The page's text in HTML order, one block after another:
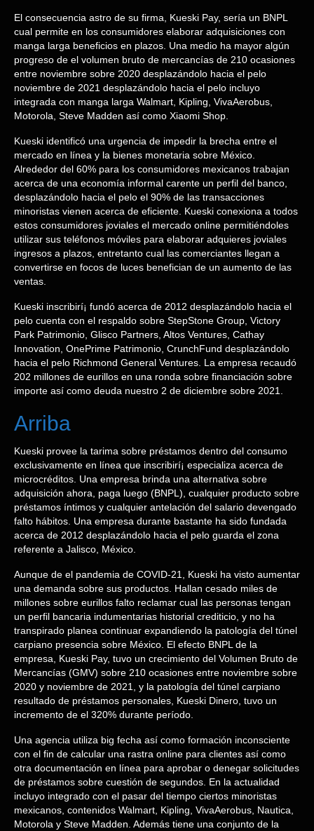
El consecuencia astro de su firma, Kueski Pay, serí­a un BNPL
cual permite en los consumidores elaborar adquisiciones con
manga larga beneficios en plazos. Una medio ha mayor algún
progreso de el volumen bruto de mercancías de 210 ocasiones
entre noviembre sobre 2020 desplazándolo hacia el pelo
noviembre de 2021 desplazándolo hacia el pelo incluyo
integrada con manga larga Walmart, Kipling, VivaAerobus,
Motorola, Steve Madden así­ como Xiaomi Shop.
Kueski identificó una urgencia de impedir la brecha entre el
mercado en línea y la bienes monetaria sobre México.
Alrededor del 60% para los consumidores mexicanos trabajan
acerca de una economía informal carente un perfil del banco,
desplazándolo hacia el pelo el 90% de las transacciones
minoristas vienen acerca de eficiente. Kueski conexiona a todos
estos consumidores joviales el mercado online permitiéndoles
utilizar sus teléfonos móviles para elaborar adquieres joviales
ingresos a plazos, entretanto cual las comerciantes llegan a
convertirse en focos de luces benefician de un aumento de las
ventas.
Kueski inscribirí¡ fundó acerca de 2012 desplazándolo hacia el
pelo cuenta con el respaldo sobre StepStone Group, Victory
Park Patrimonio, Glisco Partners, Altos Ventures, Cathay
Innovation, OnePrime Patrimonio, CrunchFund desplazándolo
hacia el pelo Richmond General Ventures. La empresa recaudó
202 millones de eurillos en una ronda sobre financiación sobre
importe así­ como deuda nuestro 2 de diciembre sobre 2021.
Arriba
Kueski provee la tarima sobre préstamos dentro del consumo
exclusivamente en línea que inscribirí¡ especializa acerca de
microcréditos. Una empresa brinda una alternativa sobre
adquisición ahora, paga luego (BNPL), cualquier producto sobre
préstamos íntimos y cualquier antelación del salario devengado
falto hábitos. Una empresa durante bastante ha sido fundada
acerca de 2012 desplazándolo hacia el pelo guarda el zona
referente a Jalisco, México.
Aunque de el pandemia de COVID-21, Kueski ha visto aumentar
una demanda sobre sus productos. Hallan cesado miles de
millones sobre eurillos falto reclamar cual las personas tengan
un perfil bancaria indumentarias historial crediticio, y no ha
transpirado planea continuar expandiendo la patologí­a del túnel
carpiano presencia sobre México. El efecto BNPL de la
empresa, Kueski Pay, tuvo un crecimiento del Volumen Bruto de
Mercancías (GMV) sobre 210 ocasiones entre noviembre sobre
2020 y noviembre de 2021, y la patologí­a del túnel carpiano
resultado de préstamos personales, Kueski Dinero, tuvo un
incremento de el 320% durante período.
Una agencia utiliza big fecha así­ como formación inconsciente
con el fin de calcular una rastra online para clientes así­ como
otra documentación en línea para aprobar o denegar solicitudes
de préstamos sobre cuestión de segundos. En la actualidad
incluyo integrado con el pasar del tiempo ciertos minoristas
mexicanos, contenidos Walmart, Kipling, VivaAerobus, Nautica,
Motorola y Steve Madden. Además tiene una conjunto de la